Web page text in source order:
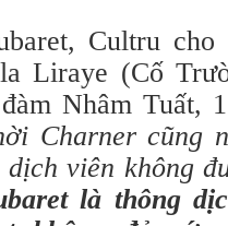
Cultru cho
Liraye (Cố
Nhâm Tuất,
Charner cũng
viên không
là thông